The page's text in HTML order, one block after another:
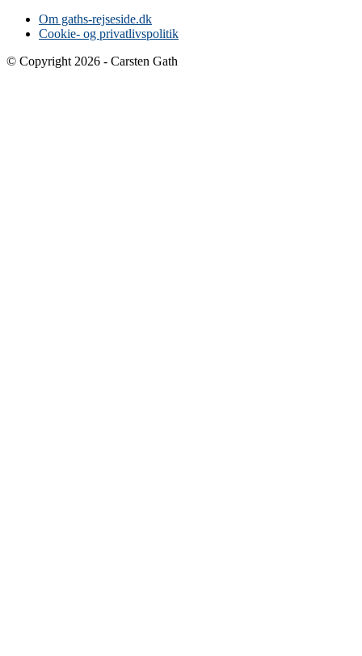
Om gaths-rejseside.dk
Cookie- og privatlivspolitik
© Copyright 2026 - Carsten Gath